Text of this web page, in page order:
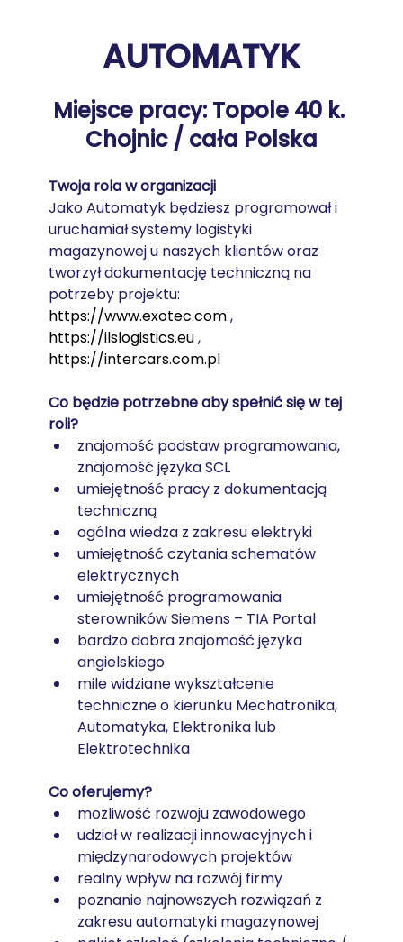
AUTOMATYK
Miejsce pracy: Topole 40 k.
Chojnic / cała Polska
Twoja rola w organizacji
Jako Automatyk będziesz programował i
uruchamiał systemy logistyki
magazynowej u naszych klientów oraz
tworzył dokumentację techniczną na
potrzeby projektu:
https://www.exotec.com ,
https://ilslogistics.eu ,
https://intercars.com.pl
Co będzie potrzebne aby spełnić się w tej
roli?
znajomość podstaw programowania,
znajomość języka SCL
umiejętność pracy z dokumentacją
techniczną
ogólna wiedza z zakresu elektryki
umiejętność czytania schematów
elektrycznych
umiejętność programowania
sterowników Siemens – TIA Portal
bardzo dobra znajomość języka
angielskiego
mile widziane wykształcenie
techniczne o kierunku Mechatronika,
Automatyka, Elektronika lub
Elektrotechnika
Co oferujemy?
możliwość rozwoju zawodowego
udział w realizacji innowacyjnych i
międzynarodowych projektów
realny wpływ na rozwój firmy
poznanie najnowszych rozwiązań z
zakresu automatyki magazynowej